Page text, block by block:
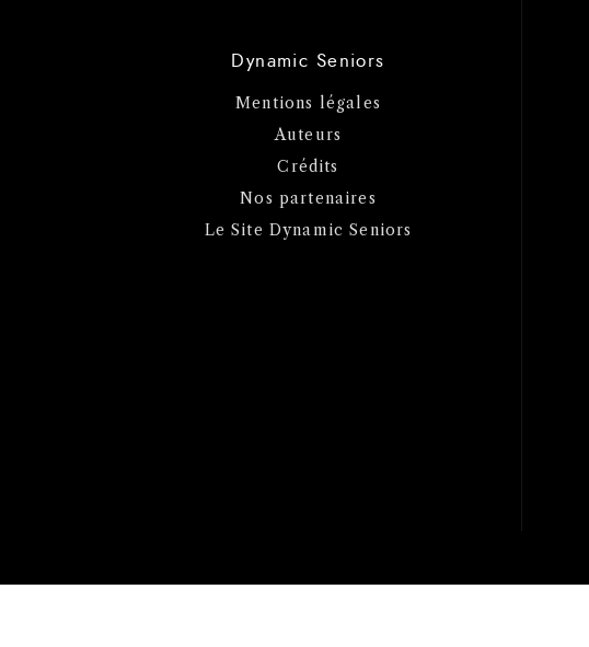
Dynamic Seniors
Mentions légales
Auteurs
Crédits
Nos partenaires
Le Site Dynamic Seniors